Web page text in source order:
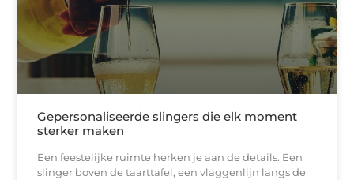
Gepersonaliseerde slingers die elk moment
sterker maken
Een feestelijke ruimte herken je aan de details. Een
slinger boven de taarttafel, een vlaggenlijn langs de